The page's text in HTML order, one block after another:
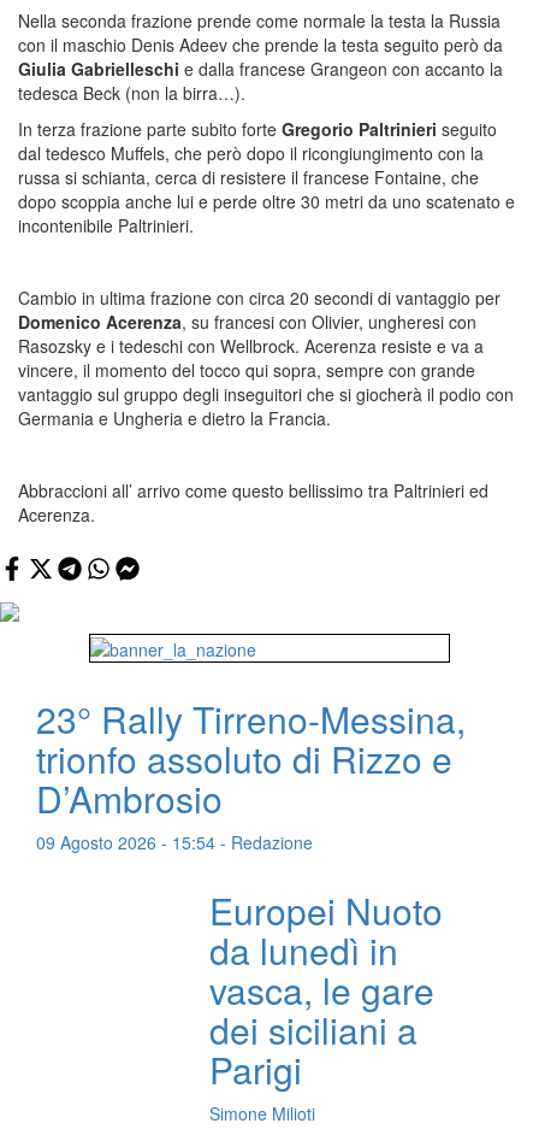
Nella seconda frazione prende come normale la testa la Russia
con il maschio Denis Adeev che prende la testa seguito però da
Giulia Gabrielleschi e dalla francese Grangeon con accanto la
tedesca Beck (non la birra…).
In terza frazione parte subito forte Gregorio Paltrinieri seguito
dal tedesco Muffels, che però dopo il ricongiungimento con la
russa si schianta, cerca di resistere il francese Fontaine, che
dopo scoppia anche lui e perde oltre 30 metri da uno scatenato e
incontenibile Paltrinieri.
Cambio in ultima frazione con circa 20 secondi di vantaggio per
Domenico Acerenza, su francesi con Olivier, ungheresi con
Rasozsky e i tedeschi con Wellbrock. Acerenza resiste e va a
vincere, il momento del tocco qui sopra, sempre con grande
vantaggio sul gruppo degli inseguitori che si giocherà il podio con
Germania e Ungheria e dietro la Francia.
Abbraccioni all’ arrivo come questo bellissimo tra Paltrinieri ed
Acerenza.
23° Rally Tirreno-Messina,
trionfo assoluto di Rizzo e
D’Ambrosio
09 Agosto 2026 - 15:54 - Redazione
Europei Nuoto
da lunedì in
vasca, le gare
dei siciliani a
Parigi
Simone Milioti